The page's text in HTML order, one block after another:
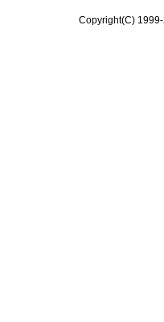
Copyright(C)